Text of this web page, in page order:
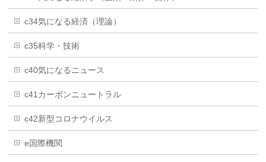
c34気になる経済（理論）
c35科学・技術
c40気になるニュース
c41カーボンニュートラル
c42新型コロナウイルス
e国際機関